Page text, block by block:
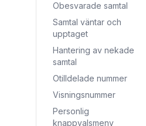
Obesvarade samtal
Samtal väntar och
upptaget
Hantering av nekade
samtal
Otilldelade nummer
Visningsnummer
Personlig
knappvalsmeny